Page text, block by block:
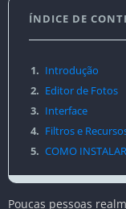
ÍNDICE DE
1. Introdução
2. Editor de Fotos
3. Interface
4. Filtros e
5. COMO
Poucas pessoas